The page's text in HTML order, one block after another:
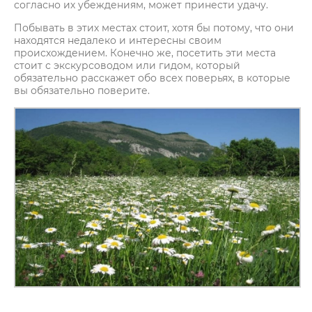
согласно их убеждениям, может принести удачу.
Побывать в этих местах стоит, хотя бы потому, что они
находятся недалеко и интересны своим
происхождением. Конечно же, посетить эти места
стоит с экскурсоводом или гидом, который
обязательно расскажет обо всех поверьях, в которые
вы обязательно поверите.